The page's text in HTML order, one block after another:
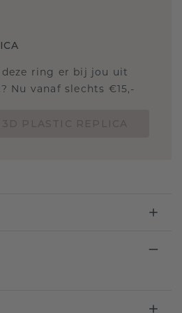
ring er bij jou uit
Nu vanaf slechts €15,-